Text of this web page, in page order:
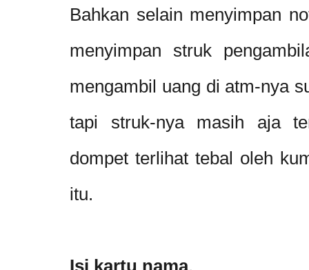
Bahkan selain menyimpan
menyimpan struk
mengambil uang di atm-nya
tapi struk-nya masih aja
dompet terlihat tebal oleh
itu.
Isi kartu nama.